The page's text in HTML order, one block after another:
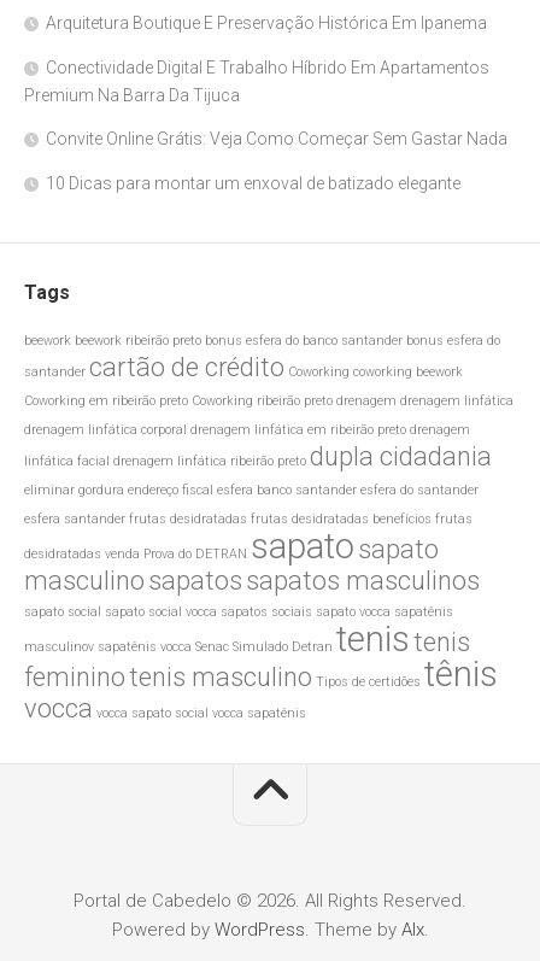
Arquitetura Boutique E Preservação Histórica Em Ipanema
Conectividade Digital E Trabalho Híbrido Em Apartamentos
Premium Na Barra Da Tijuca
Convite Online Grátis: Veja Como Começar Sem Gastar Nada
10 Dicas para montar um enxoval de batizado elegante
Tags
beework beework ribeirão preto bonus esfera do banco santander bonus esfera do
santander cartão de crédito Coworking coworking beework
Coworking em ribeirão preto Coworking ribeirão preto drenagem drenagem linfática
drenagem linfática corporal drenagem linfática em ribeirão preto drenagem
linfática facial drenagem linfática ribeirão preto dupla cidadania
eliminar gordura endereço fiscal esfera banco santander esfera do santander
esfera santander frutas desidratadas frutas desidratadas benefícios frutas
desidratadas venda Prova do DETRAN sapato sapato
masculino sapatos sapatos masculinos
sapato social sapato social vocca sapatos sociais sapato vocca sapatênis
masculinov sapatênis vocca Senac Simulado Detran tenis tenis
femininotenis masculino Tipos de certidões tênis
vocca vocca sapato social vocca sapatênis
Portal de Cabedelo © 2026. All Rights Reserved.
Powered by WordPress. Theme by Alx.